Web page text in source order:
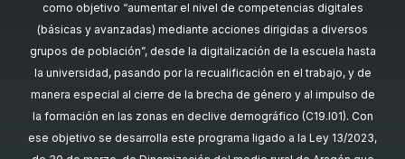
como objetivo “aumentar el nivel de competencias digitales
(básicas y avanzadas) mediante acciones dirigidas a diversos
grupos de población”, desde la digitalización de la escuela hasta
la universidad, pasando por la recualificación en el trabajo, y de
manera especial al cierre de la brecha de género y al impulso de
la formación en las zonas en declive demográfico (C19.I01). Con
ese objetivo se desarrolla este programa ligado a la Ley 13/2023,